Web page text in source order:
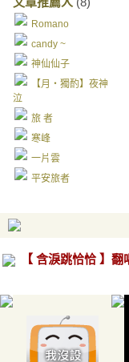
Romano
candy ~
神仙仙子
【月‧獨酌】夜神
泣
旅 者
寒峰
一片雲
平安旅者
【 含淚跳恰恰 】